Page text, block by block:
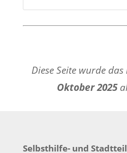
Diese Seite wurde
Oktober 2025
Selbsthilfe- und